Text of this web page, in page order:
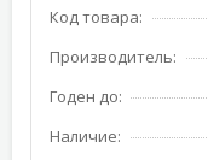
Код товара:
Производитель:
Годен до:
Наличие: